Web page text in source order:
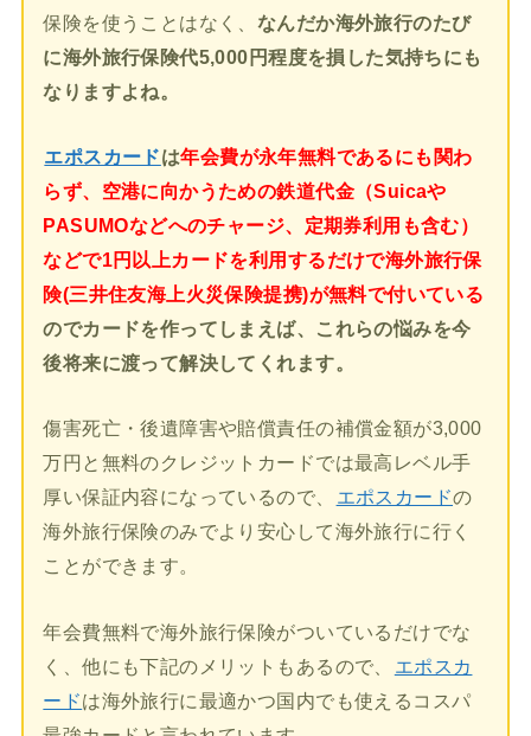
保険を使うことはなく、 なんだか海外旅行のたび
に海外旅行保険代5,000円程度を損した気持ちにも
なりますよね。
エポスカードは年会費が永年無料であるにも関わ
らず、空港に向かうための鉄道代金（Suicaや
PASUMOなどへのチャージ、定期券利用も含む）
などで1円以上カードを利用するだけで海外旅行保
険(三井住友海上火災保険提携)が無料で付いている
のでカードを作ってしまえば、これらの悩みを今
後将来に渡って解決してくれます。
傷害死亡・後遺障害や賠償責任の補償金額が3,000
万円と無料のクレジットカードでは最高レベル手
厚い保証内容になっているので、
エポスカードの
海外旅行保険のみでより安心して海外旅行に行く
ことができます。
年会費無料で海外旅行保険がついているだけでな
く、他にも下記のメリットもあるので、
エポスカ
ードは海外旅行に最適かつ国内でも使えるコスパ